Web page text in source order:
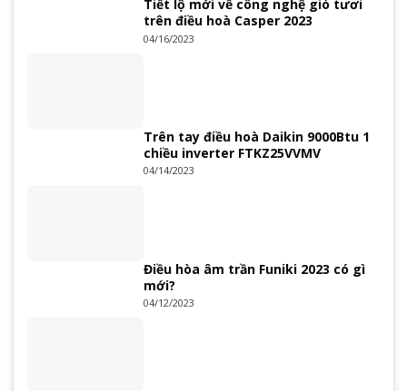
Tiết lộ mới về công nghệ gió tươi
trên điều hoà Casper 2023
04/16/2023
Trên tay điều hoà Daikin 9000Btu 1
chiều inverter FTKZ25VVMV
04/14/2023
Điều hòa âm trần Funiki 2023 có gì
mới?
04/12/2023